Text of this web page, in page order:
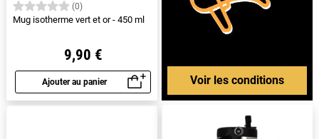
(0)
Mug isotherme vert et or - 450 ml
9,90 €
Ajouter au panier
Aperçu rapide
Voir les conditions